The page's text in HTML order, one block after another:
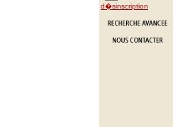
d�sinscription